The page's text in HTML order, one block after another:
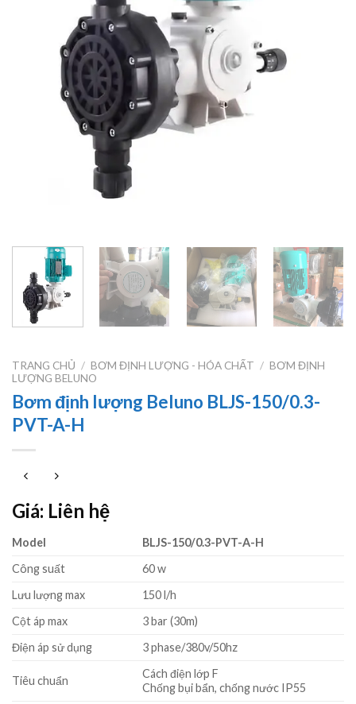
TRANG CHỦ / BƠM ĐỊNH LƯỢNG - HÓA CHẤT / BƠM ĐỊNH
LƯỢNG BELUNO
Bơm định lượng Beluno BLJS-150/0.3-
PVT-A-H
Giá: Liên hệ
Model
BLJS-150/0.3-PVT-A-H
Công suất
60 w
Lưu lượng max
150 l/h
Cột áp max
3 bar (30m)
Điện áp sử dụng
3 phase/380v/50hz
Tiêu chuẩn
Cách điện lớp F
Chống bụi bẩn, chống nước IP55